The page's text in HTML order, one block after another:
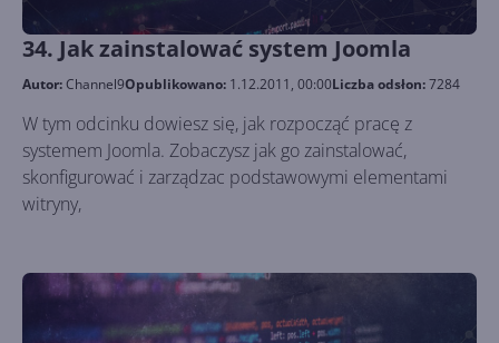
34. Jak zainstalować system Joomla
Autor:Channel9Opublikowano: 1.12.2011, 00:00Liczba odsłon:7284
W tym odcinku dowiesz się, jak rozpocząć pracę z
systemem Joomla. Zobaczysz jak go zainstalować,
skonfigurować i zarządzac podstawowymi elementami
witryny,